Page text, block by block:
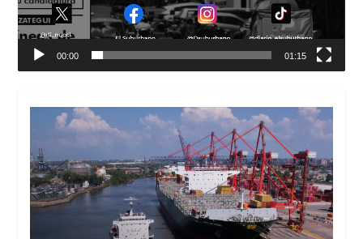
00:00 01:15